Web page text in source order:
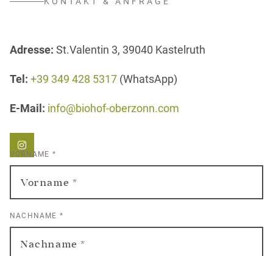
Adresse: St.Valentin 3, 39040 Kastelruth
Tel: +39 349 428 5317 (WhatsApp)
E-Mail: info@biohof-oberzonn.com
VORNAME *
NACHNAME *